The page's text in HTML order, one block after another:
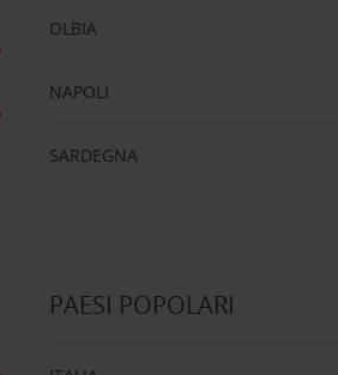
OLBIA
NAPOLI
SARDEGNA
PAESI POPOLARI